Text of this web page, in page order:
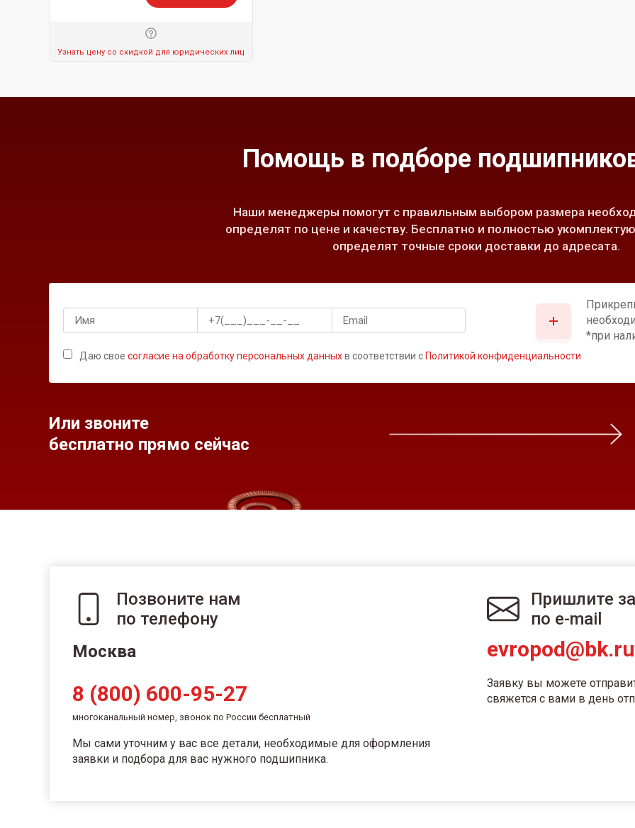
Узнать цену со скидкой для юридических лиц
Помощь в подборе
Наши менеджеры помогут с правильным выбором размера
определят по цене и качеству. Бесплатно и полностью
определят точные сроки доставки до адресата.
*при
Даю свое согласие на обработку персональных данныхв соответствии с Политикой конфиденциальности
Или звоните
бесплатно прямо сейчас
Позвоните нам
по телефону
Москва
8 (800) 600-95-27
многоканальный номер, звонок по России бесплатный
Мы сами уточним у вас все детали, необходимые для оформления
заявки и подбора для вас нужного подшипника.
Пришлите
по e-mail
evropod@bk.ru
Заявку вы можете
свяжется с вами в день